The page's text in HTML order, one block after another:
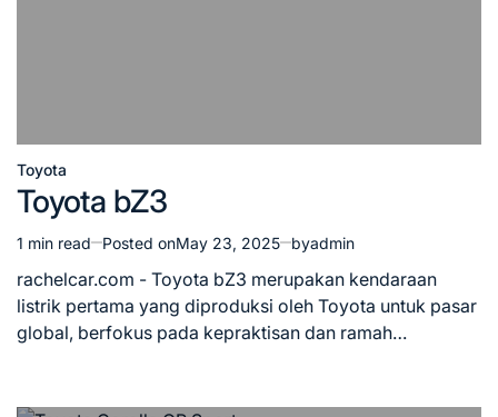
Posted
Toyota
Toyota bZ3
Estimated
read
time
1 min read Posted onMay 23, 2025 byadmin
rachelcar.com - Toyota bZ3 merupakan kendaraan
listrik pertama yang diproduksi oleh Toyota untuk pasar
global, berfokus pada kepraktisan dan ramah…